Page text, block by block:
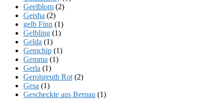
Geelblom (2)
Geisha (2)
gelb Finn (1)
Gelbling (1)
Gelda (1)
Gemchip (1)
Gemma (1)
Gerla (1)
Gerolsreuth Rot (2)
Gesa (1)
Gescheckte aus Bernau (1)